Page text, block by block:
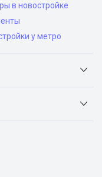
в новостройке
у метро